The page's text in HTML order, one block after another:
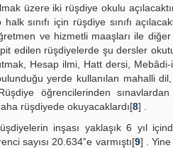
üzere iki rüşdiye okulu
sınıfı için rüşdiye sınıfı
ve hizmetli maaşları ile
edilen rüşdiyelerde şu dersler
Hesap ilmi, Hatt dersi,
yerde kullanılan mahalli
öğrencilerinden sınavlardan
rüşdiyede okuyacaklardı[8] .
inşası yaklaşık 6 yıl
sayısı 20.634‟e varmıştı[9] .